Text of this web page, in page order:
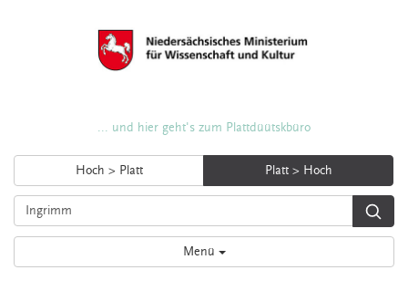
... und hier geht's zum Plattdüütskbüro
Hoch > Platt Platt > Hoch
Menü